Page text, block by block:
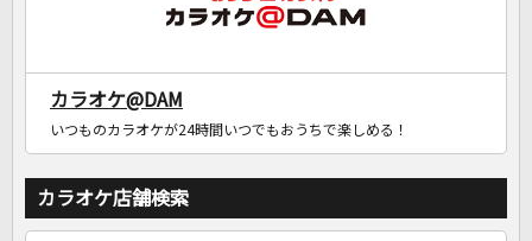
カラオケ@DAM
いつものカラオケが24時間いつでもおうちで楽しめる！
カラオケ店舗検索